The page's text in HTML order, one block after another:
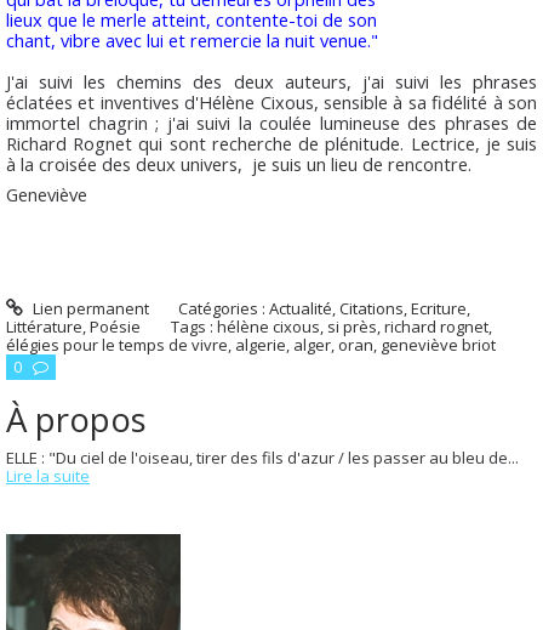
lieux que le merle atteint, contente-toi de son
chant, vibre avec lui et remercie la nuit venue."
J'ai suivi les chemins des deux auteurs, j'ai suivi les phrases
éclatées et inventives d'Hélène Cixous, sensible à sa fidélité à son
immortel chagrin ; j'ai suivi la coulée lumineuse des phrases de
Richard Rognet qui sont recherche de plénitude. Lectrice, je suis
à la croisée des deux univers, je suis un lieu de rencontre.
Geneviève
Lien permanent Catégories :Actualité ,Citations ,Ecriture
Littérature Poésie Tags : hélène cixous si près richard rognet,
élégies pour le temps de vivre algerie alger oran geneviève briot
0
À propos
ELLE : "Du ciel de l'oiseau, tirer des fils d'azur / les passer au bleu de...
Lire la suite